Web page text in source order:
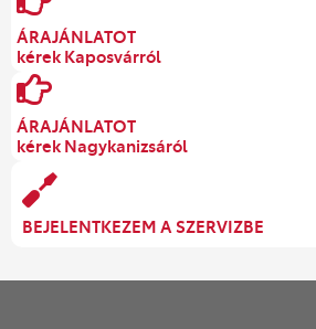
ÁRAJÁNLATOT
kérek Kaposvárról
ÁRAJÁNLATOT
kérek Nagykanizsáról
BEJELENTKEZEM A SZERVIZBE